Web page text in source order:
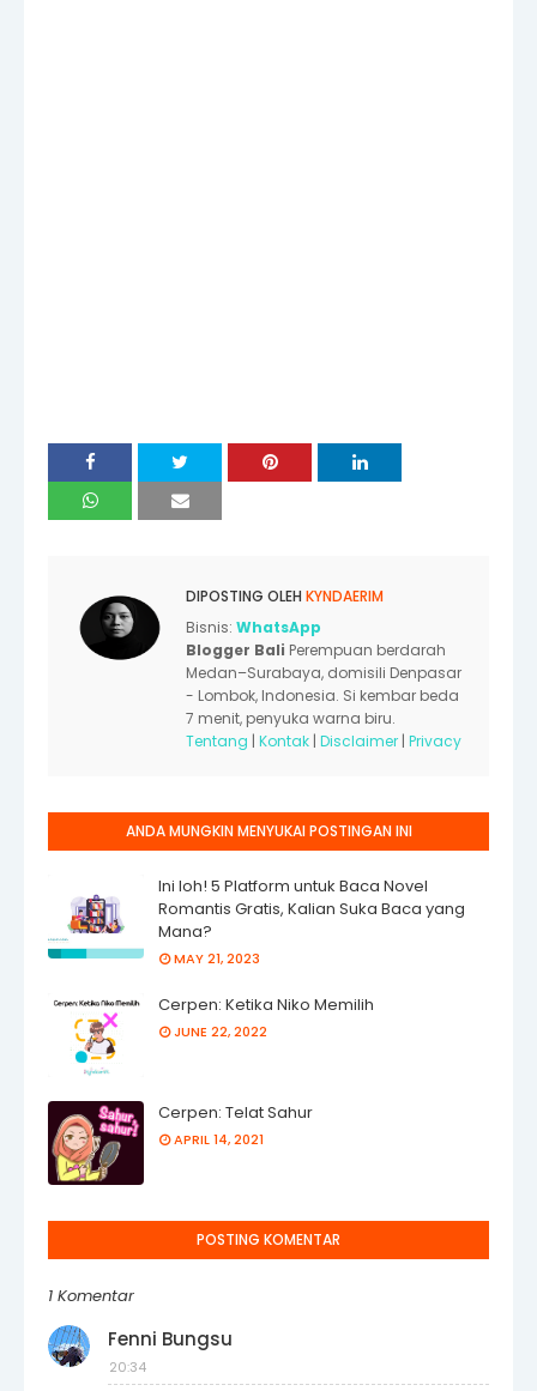
DIPOSTING OLEH KYNDAERIM
Bisnis: WhatsApp
Blogger Bali Perempuan berdarah
Medan–Surabaya, domisili Denpasar
- Lombok, Indonesia. Si kembar beda
7 menit, penyuka warna biru.
Tentang | Kontak | Disclaimer | Privacy
ANDA MUNGKIN MENYUKAI POSTINGAN INI
Ini loh! 5 Platform untuk Baca Novel
Romantis Gratis, Kalian Suka Baca yang
Mana?
MAY 21, 2023
Cerpen: Ketika Niko Memilih
JUNE 22, 2022
Cerpen: Telat Sahur
APRIL 14, 2021
POSTING KOMENTAR
1 Komentar
Fenni Bungsu
20:34